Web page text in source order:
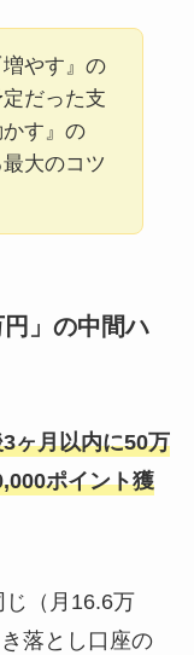
やす』の
だった支
す』の
大のコツ
」の中間ハ
ヶ月以内に50万
ポイント獲
（月16.6万
落とし口座の